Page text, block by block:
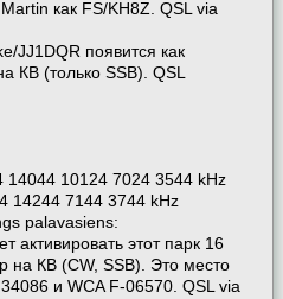
как FS/KH8Z. QSL via
JJ1DQR появится как
КВ (только SSB). QSL
14044 10124 7024 3544 kHz
14244 7144 3744 kHz
palavasiens:
этот парк 16
на КВ (CW, SSB). Это место
и WCA F-06570. QSL via